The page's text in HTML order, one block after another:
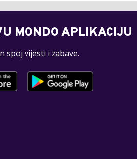
MONDO APLIKACIJU
spoj vijesti i zabave.